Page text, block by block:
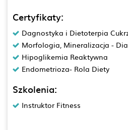
Certyfikaty:
Dagnostyka i Dietoterpia
Morfologia, Mineralizacja -
Hipoglikemia Reaktywna
Endometrioza- Rola Diety
Szkolenia:
Instruktor Fitness